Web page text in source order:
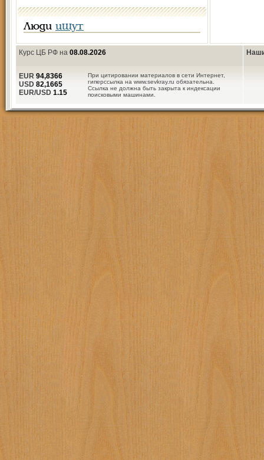
Люди ищут
Курс ЦБ РФ на 08.08.2026
При цитировании материалов в сети Интернет,
гиперссылка на www.sevkray.ru обязательна.
Ссылка не должна быть закрыта к индексации
поисковыми машинами.
EUR 94,8366
USD 82,1665
EUR/USD 1.15